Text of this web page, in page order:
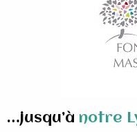
…jusqu’à notre